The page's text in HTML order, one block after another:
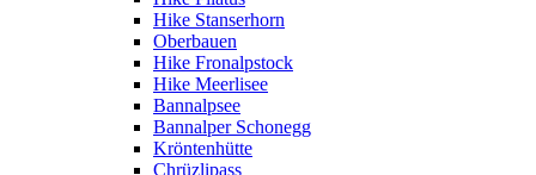
Hike Stanserhorn
Oberbauen
Hike Fronalpstock
Hike Meerlisee
Bannalpsee
Bannalper Schonegg
Kröntenhütte
Chrüzlipass